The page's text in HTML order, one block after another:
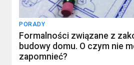
PORADY
Formalności związane z
budowy domu. O czym nie
zapomnieć?